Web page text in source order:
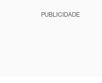
PUBLICIDADE